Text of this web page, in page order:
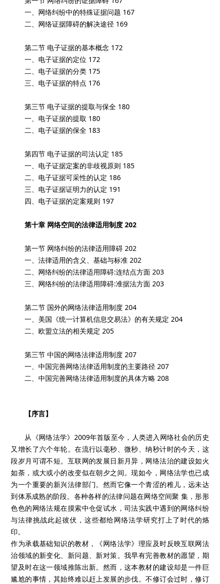
一、网络纠纷中的特殊证据问题 167
二、网络证据障碍的解决途径 169
第二节 电子证据的基本概念 172
一、电子证据的定位 172
二、电子证据的分类 175
三、电子证据的特点 176
第三节 电子证据的提取与保全 180
一、电子证据的提取 180
二、电子证据的保全 183
第四节 电子证据的司法认定 185
一、电子证据定案的非歧视原则 185
二、电子证据可采性的认定 186
三、电子证据证明力的认定 191
四、电子证据的定案规则 197
第十章 网络空间的法律适用制度 202
第一节 网络纠纷的法律适用障碍 202
一、法律适用的含义、基础与标准 202
二、网络纠纷的法律适用障碍:连结点方面 203
三、网络纠纷的法律适用障碍:准据法方面 203
第二节 国外的网络法律适用制度 204
一、美国《统一计算机信息交易法》的有关规定 204
二、欧盟立法的相关规定 205
第三节 中国的网络法律适用制度 207
一、中国完善网络法律适用制度的主要路径 207
二、中国完善网络法律适用制度的具体方略 208
【序言】
从《网络法学》2009年首版至今，人类进入网络社会的历史
又增长了六个年轮。在流行以毫秒、微秒、纳秒计时的今天，这
段岁月可谓不短。互联网的发展日新月异，网络法治的建设如火
如荼，或大或小的改变似在朝夕之间。现如今，网络法学也已成
为一个重要的新兴法律部门。然而它像一个青涩的稚儿，远未达
到体系成熟的阶段。各种各样的法律问题在网络空间聚 集，形形
色色的网络法规在摸索中仓促试水，司法实践中遇到的网络纠纷
与法律挑战此起彼伏，这些都给网络法学研究打上了时代的烙
印。
作为承载基础知识的教材，《网络法学》理应及时反映互联网法
治领域的新变化、新问题、新对策。我早有完善教材的愿望，期
望及时在这一领域推陈出新。然而，这本教材的建设却是一件巨
尴尬的事情，其始终难以赶上发展的步伐。不修订会过时，修订